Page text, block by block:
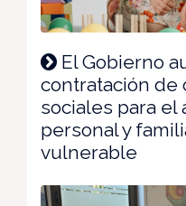
El Gobierno
contratación de
sociales para el
personal y
vulnerable